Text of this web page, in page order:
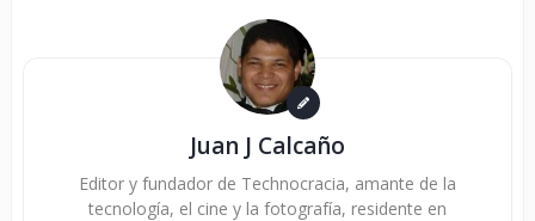
Juan J Calcaño
Editor y fundador de Technocracia, amante de la
tecnología, el cine y la fotografía, residente en